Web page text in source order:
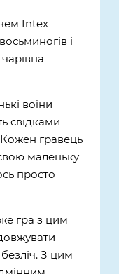
Intex
і
воїни
свідками
Кожен гравець
маленьку
просто
гра з цим
З цим